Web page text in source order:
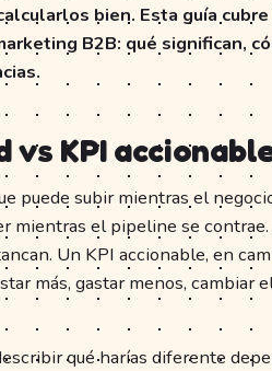
bien. Esta guía
B2B: qué significan,
vs KPI
puede subir mientras el
mientras el pipeline se
Un KPI accionable, en
más, gastar menos, cambiar
qué harías diferente